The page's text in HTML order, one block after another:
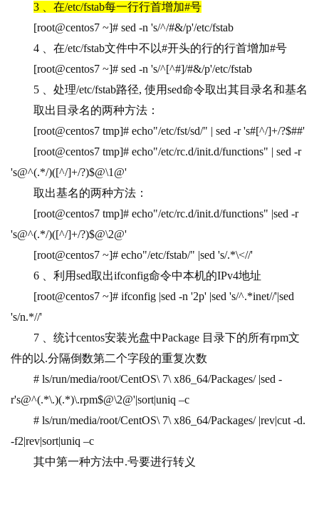
3
、在/etc/fstab每一行行首增加#号
[root@centos7 ~]# sed -n 's/^/#&/p'/etc/fstab
4
、在/etc/fstab文件中不以#开头的行的行首增加#号
[root@centos7 ~]# sed -n 's/^[^#]/#&/p'/etc/fstab
5
、处理/etc/fstab路径, 使用sed命令取出其目录名和基名
取出目录名的两种方法：
[root@centos7 tmp]# echo"/etc/fst/sd/" | sed -r 's#[^/]+/?$##'
[root@centos7 tmp]# echo"/etc/rc.d/init.d/functions" | sed -r
's@^(.*/)([^/]+/?)$@\1@'
取出基名的两种方法：
[root@centos7 tmp]# echo"/etc/rc.d/init.d/functions" |sed -r
's@^(.*/)([^/]+/?)$@\2@'
[root@centos7 ~]# echo"/etc/fstab/" |sed 's/.*\<//'
6
、利用sed取出ifconfig命令中本机的IPv4地址
[root@centos7 ~]# ifconfig |sed -n '2p' |sed 's/^.*inet//'|sed
's/n.*//'
7
、统计centos安装光盘中Package 目录下的所有rpm文
件的以.分隔倒数第二个字段的重复次数
# ls/run/media/root/CentOS\ 7\ x86_64/Packages/ |sed -
r's@^(.*\.)(.*)\.rpm$@\2@'|sort|uniq –c
# ls/run/media/root/CentOS\ 7\ x86_64/Packages/ |rev|cut -d.
-f2|rev|sort|uniq –c
其中第一种方法中.号要进行转义